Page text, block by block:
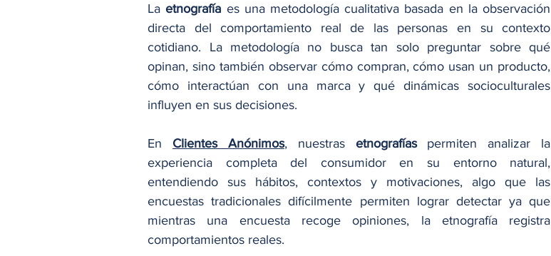
La etnografía es una metodología cualitativa basada en la observación
directa del comportamiento real de las personas en su contexto
cotidiano. La metodología no busca tan solo preguntar sobre qué
opinan, sino también observar cómo compran, cómo usan un producto,
cómo interactúan con una marca y qué dinámicas socioculturales
influyen en sus decisiones.
En Clientes Anónimos, nuestras etnografías permiten analizar la
experiencia completa del consumidor en su entorno natural,
entendiendo sus hábitos, contextos y motivaciones, algo que las
encuestas tradicionales difícilmente permiten lograr detectar ya que
mientras una encuesta recoge opiniones, la etnografía registra
comportamientos reales.